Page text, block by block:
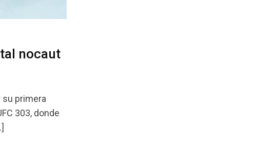
nocaut
su primera
303, donde